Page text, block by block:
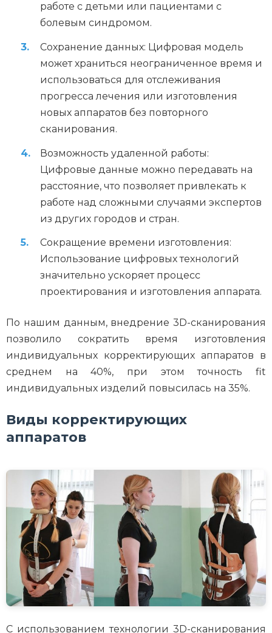
работе с детьми или пациентами с
болевым синдромом.
Сохранение данных: Цифровая модель
может храниться неограниченное время и
использоваться для отслеживания
прогресса лечения или изготовления
новых аппаратов без повторного
сканирования.
Возможность удаленной работы:
Цифровые данные можно передавать на
расстояние, что позволяет привлекать к
работе над сложными случаями экспертов
из других городов и стран.
Сокращение времени изготовления:
Использование цифровых технологий
значительно ускоряет процесс
проектирования и изготовления аппарата.
По нашим данным, внедрение 3D-сканирования
позволило сократить время изготовления
индивидуальных корректирующих аппаратов в
среднем на 40%, при этом точность fit
индивидуальных изделий повысилась на 35%.
Виды корректирующих
аппаратов
С использованием технологии 3D-сканирования